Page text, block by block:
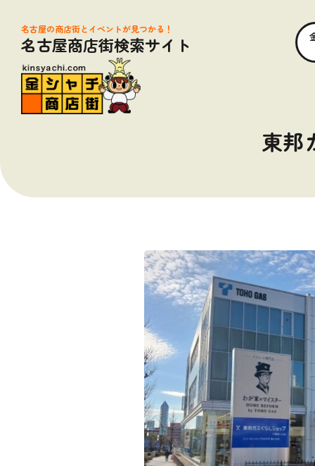
東邦
名古屋の商店街とイベントが見つかる！
名古屋商店街検索サイト